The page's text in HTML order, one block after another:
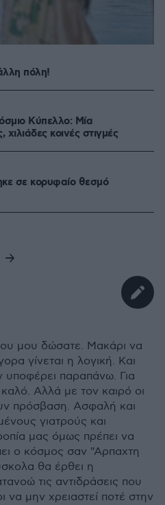
πόλη!
Kύπελλο: Μία
κοινές στιγμές
σε κορυφαίο θεσμό
μου δώσατε. Μακάρι να
γίνεται η λογική. Και
παραπάνω. Για
Αλλά με τον καιρό οι
πρόσβαση. Ασφαλή και
γιατρούς και
μας όμως πρέπει να
ο κόσμος σαν "Αρπαχτη
θα έρθει η
τις αντιδράσεις που
να μην χρειαστεί ποτέ στην